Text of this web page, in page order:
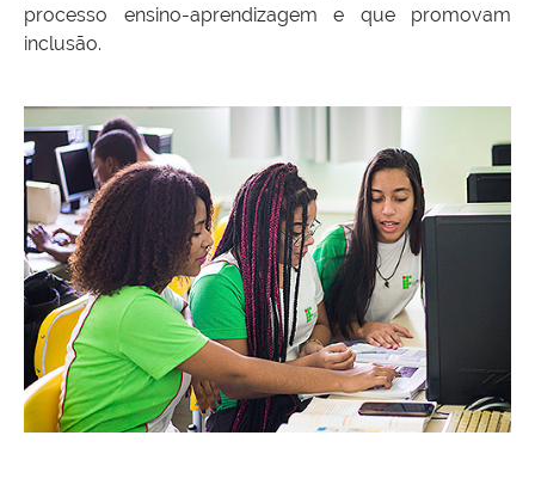
processo ensino-aprendizagem e que promovam
inclusão.